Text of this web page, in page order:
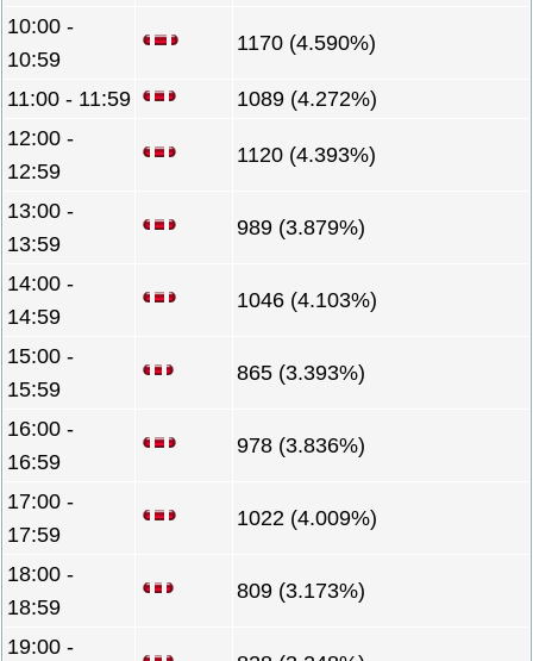
10:00 -
10:59
1170 (4.590%)
11:00 - 11:59
1089 (4.272%)
12:00 -
12:59
1120 (4.393%)
13:00 -
13:59
989 (3.879%)
14:00 -
14:59
1046 (4.103%)
15:00 -
15:59
865 (3.393%)
16:00 -
16:59
978 (3.836%)
17:00 -
17:59
1022 (4.009%)
18:00 -
18:59
809 (3.173%)
19:00 -